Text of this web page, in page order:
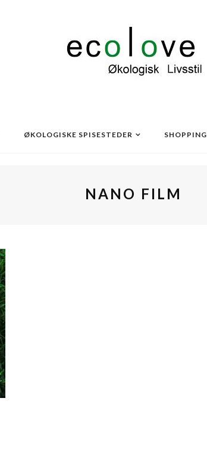
ØKOLOGISKE SPISESTEDER SHOPPING
NANO FILM